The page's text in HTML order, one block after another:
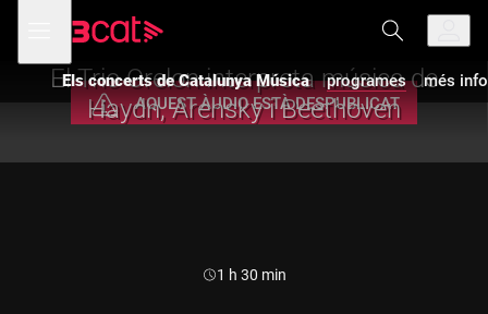
navegació
principal
menú
de
Els concerts de Catalunya Música programes
més info
AQUEST ÀUDIO ESTÀ DESPUBLICAT
Els concerts de Catalunya Música
El Trio Orelon interpreta música de
Haydn, Arensky i Beethoven
Durada:
1 h 30 min